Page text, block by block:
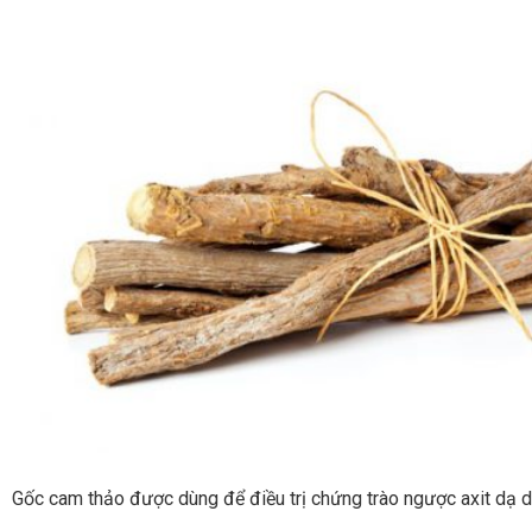
Gốc cam thảo được dùng để điều trị chứng trào ngược axit dạ